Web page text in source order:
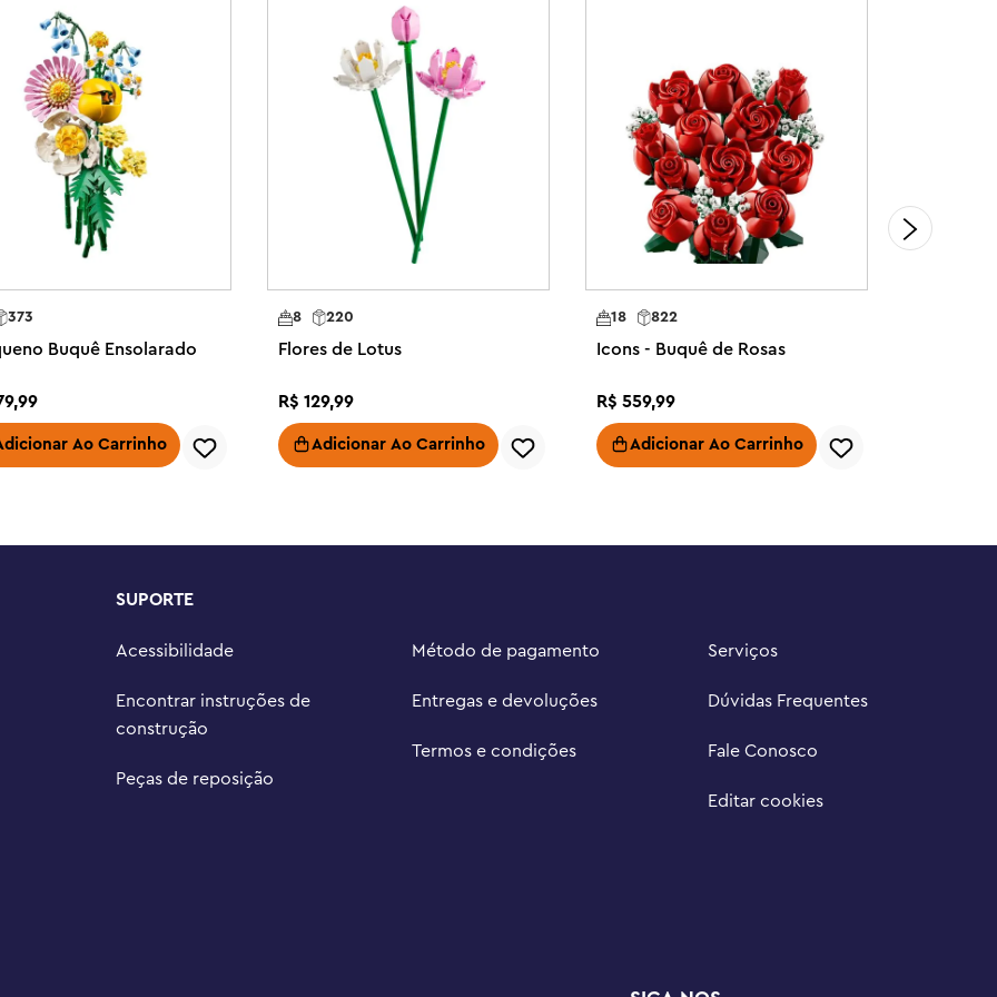
presenteie com este kit de
ou no aniversário de
em construir um buquê que
este conjunto de construção
que floresce com detalhes
4 rosas em flor e 4 botões
de construção para os 3
um toque de natureza a
um presente divertido de
dos Namorados para mulheres,
ocasião especial
para criar um grande arranjo
mede mais de 32 cm de
373
Buquê Ensolarado
,99
Ao Carrinho
220
8
Flores de Lotus
R$ 129,99
Adicionar Ao Carrinho
822
18
Icons - Buquê de Rosas
R$ 559,99
Adicionar Ao Carrinho
SUPORTE
Acessibilidade
Encontrar instruções de
construção
Peças de reposição
Método de pagamento
Entregas e devoluções
Termos e condições
Serviços
Dúvidas Frequentes
Fale Conosco
Editar cookies